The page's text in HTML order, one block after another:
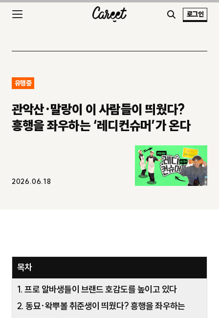
로그인
유행중
관악산·말랑이 이 사람들이 띄웠다?
흥행을 좌우하는 ‘레디컨슈머’가 온다
2026.06.18
목차
1. 프로 알바생들이 브랜드 호감도를 높이고 있다
2. 동묘·왁뿌볼 취준생이 띄웠다? 흥행을 좌우하는